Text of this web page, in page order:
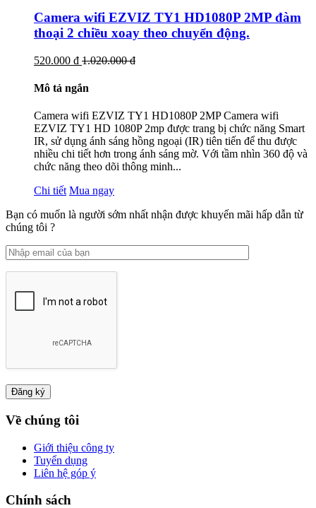
Camera wifi EZVIZ TY1 HD1080P 2MP đàm
thoại 2 chiều xoay theo chuyển động.
520.000 đ 1.020.000 đ
Mô tả ngắn
Camera wifi EZVIZ TY1 HD1080P 2MP Camera wifi
EZVIZ TY1 HD 1080P 2mp được trang bị chức năng Smart
IR, sử dụng ánh sáng hồng ngoại (IR) tiên tiến để thu được
nhiều chi tiết hơn trong ánh sáng mờ. Với tầm nhìn 360 độ và
chức năng theo dõi thông minh...
Chi tiết Mua ngay
Bạn có muốn là người sớm nhất nhận được khuyến mãi hấp dẫn từ
chúng tôi ?
Về chúng tôi
Giới thiệu công ty
Tuyển dụng
Liên hệ góp ý
Chính sách